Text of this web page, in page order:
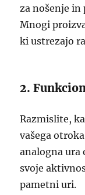
za nošenje
Mnogi
ki ustrezajo
2.
Razmislite,
vašega
analogna ura
svoje
pametni uri.